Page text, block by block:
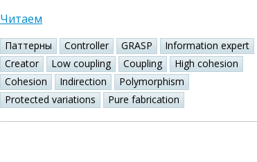
Читаем
Паттерны Controller GRASP
Information expert
Creator
Low coupling Coupling
High cohesion
Cohesion
Indirection
Polymorphism
Protected variations
Pure fabrication